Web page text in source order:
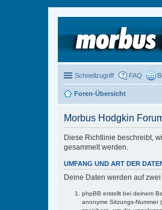
Schnellzugriff FAQ
Foren-Übersicht
Morbus Hodgkin
Diese Richtlinie beschreibt,
gesammelt werden.
UMFANG UND ART DER
Deine Daten werden auf
phpBB erstellt bei deinem
anonyme Sitzungs-